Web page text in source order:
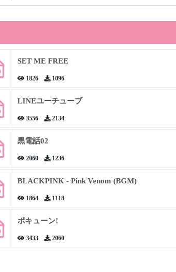
SET ME FREE
1826 1096
LINEユーチューブ
3556 2134
黒電話02
2060 1236
BLACKPINK - Pink Venom (BGM)
1864 1118
ポキューン!
3433 2060